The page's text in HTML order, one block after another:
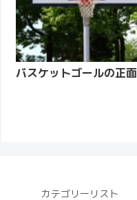
バスケットゴールの正面
カテゴリーリスト